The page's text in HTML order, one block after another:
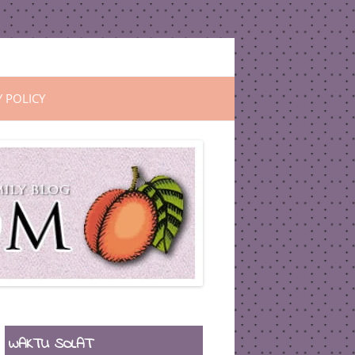
POLICY
WAKTU SOLAT